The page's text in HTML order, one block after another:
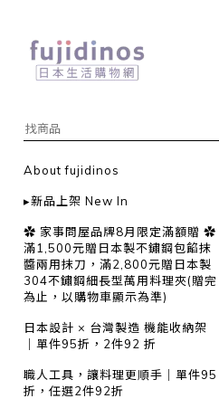
About fujidinos
▸新品上架 New In
✿ 家事問屋品牌8月限定滿額贈 ✿
滿1,500元贈日本製不鏽鋼包餡抹
醬兩用抹刀，滿2,800元贈日本製
304不鏽鋼細長型萬用料理夾(贈完
為止，以購物車顯示為準)
日本設計 × 台灣製造 機能收納架
｜單件95折，2件92 折
職人工具，讓料理更順手｜單件95
折，任選2件92折